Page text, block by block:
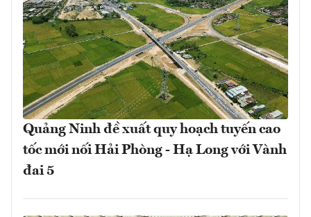
Quảng Ninh đề xuất quy hoạch tuyến cao
tốc mới nối Hải Phòng - Hạ Long với Vành
đai 5